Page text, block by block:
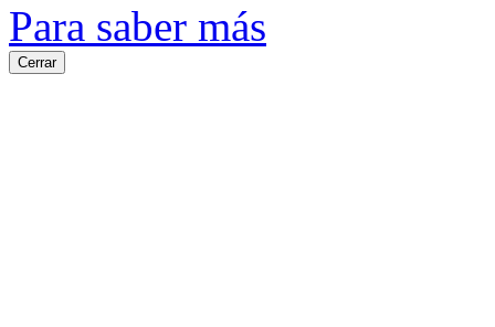
Para saber más
Cerrar